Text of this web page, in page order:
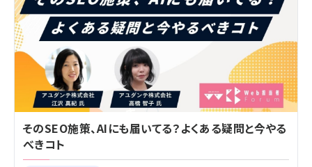
そのSEO施策、AIにも届いてる？よくある疑問と今やる
べきコト